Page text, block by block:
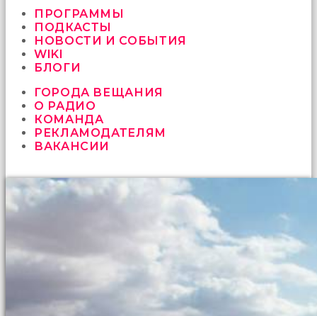
sikici
kocalar
güzel
karıları
öttürüyor
sex
hikayeleri
kızların
yüzüne
boşalarak
rahatlıyorlar
İki
sonu
ПРОГРАММЫ
ПОДКАСТЫ
НОВОСТИ И СОБЫТИЯ
WIKI
БЛОГИ
ГОРОДА ВЕЩАНИЯ
О РАДИО
КОМАНДА
РЕКЛАМОДАТЕЛЯМ
ВАКАНСИИ